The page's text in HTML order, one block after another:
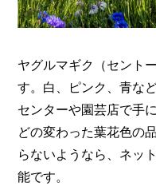
ヤグルマギク（セント
す。白、ピンク、青な
センターや園芸店で手
どの変わった葉花色の
らないようなら、ネッ
能です。